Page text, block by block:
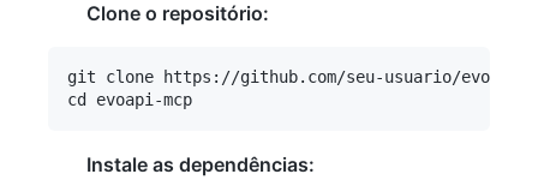
Clone o repositório:
git clone https://github.com/seu-usuario/evoapi-
Instale as dependências: